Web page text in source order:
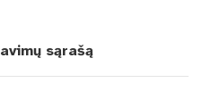
sąrašą